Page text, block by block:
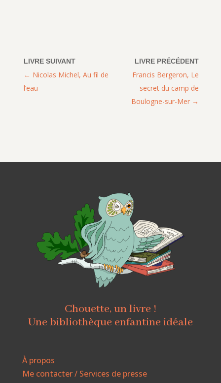
Francis Bergeron, Le
secret du camp de
Boulogne-sur-Mer
Nicolas Michel, Au fil de
l’eau
Chouette, un livre !
Une bibliothèque enfantine idéale
À propos
Me contacter / Services de presse